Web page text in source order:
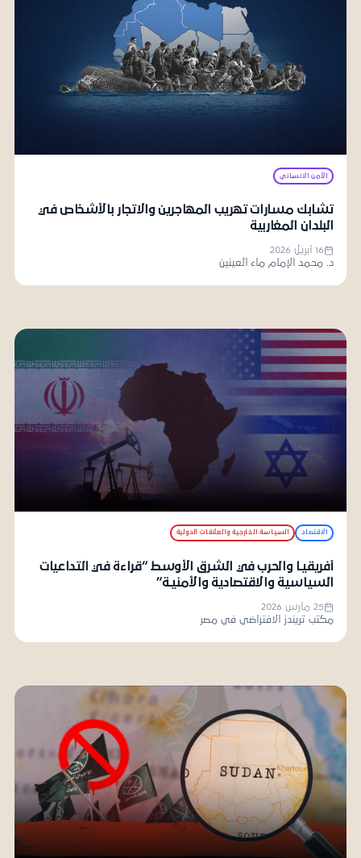
الأمن الانساني
تشابك مسارات تهريب المهاجرين والاتجار بالأشخاص في
البلدان المغاربية
16 أبريل 2026
د. محمد الإمام ماء العينين
الاقتصاد السياسة الخارجية والعلاقات الدولية
أفريقيـا والحرب في الشرق الأوسط “قراءة في التداعيات
السياسية والاقتصادية والأمنيـة”
25 مارس 2026
مكتب تريندز الافتراضي في مصر